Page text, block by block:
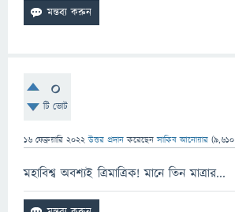
0
টি ভোট
16 ফেব্রুয়ারি 2022 উত্তর প্রদান করেছেনসাকিব আনোয়ার (9,610
মহাবিশ্ব অবশ্যই ত্রিমাত্রিক! মানে তিন মাত্রার...